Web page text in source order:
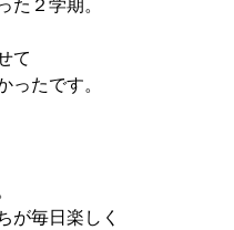
て
ったです。
が毎日楽しく